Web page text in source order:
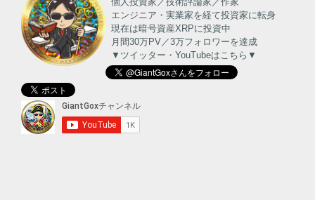
エンジニア・実業家を経て投資家に転身
現在は暗号資産XRPに投資中
月間30万PV／3万フォロワーを達成
▼ツイッター・YouTubeはこちら▼